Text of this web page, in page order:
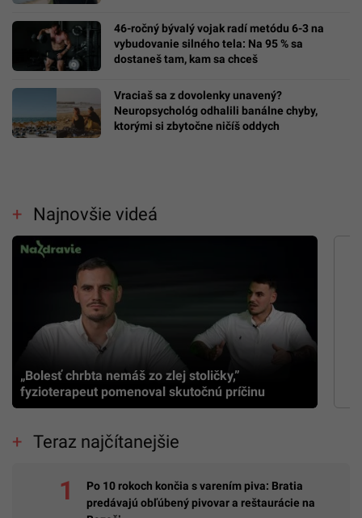
46-ročný bývalý vojak radí metódu 6-3 na
vybudovanie silného tela: Na 95 % sa
dostaneš tam, kam sa chceš
Vraciaš sa z dovolenky unavený?
Neuropsychológ odhalili banálne chyby,
ktorými si zbytočne ničíš oddych
Najnovšie videá
„Bolesť chrbta nemáš zo zlej stoličky,”
fyzioterapeut pomenoval skutočnú príčinu
Teraz najčítanejšie
Po 10 rokoch končia s varením piva: Bratia
predávajú obľúbený pivovar a reštaurácie na